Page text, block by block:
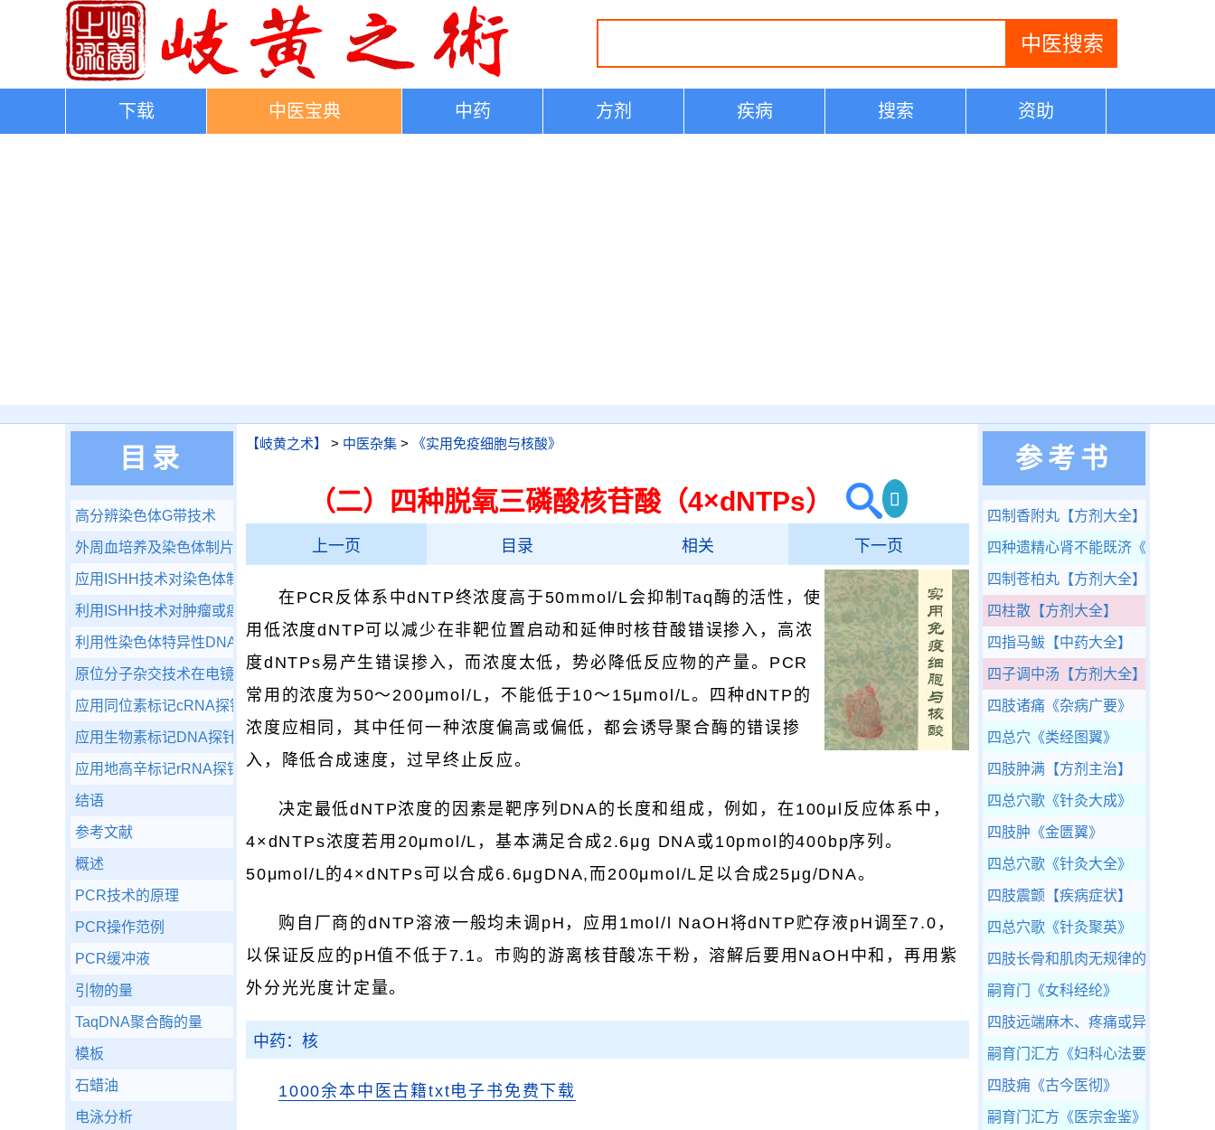
下载 中医宝典 中药 方剂 疾病 搜索 资助
【岐黄之术】 > 中医杂集 > 《实用免疫细胞与核酸》
（二）四种脱氧三磷酸核苷酸（4×dNTPs）
上一页 目录 相关 下一页
在PCR反体系中dNTP终浓度高于50mmol/L会抑制Taq酶的活性，使
用低浓度dNTP可以减少在非靶位置启动和延伸时核苷酸错误掺入，高浓
度dNTPs易产生错误掺入，而浓度太低，势必降低反应物的产量。PCR
常用的浓度为50～200μmol/L，不能低于10～15μmol/L。四种dNTP的
浓度应相同，其中任何一种浓度偏高或偏低，都会诱导聚合酶的错误掺
入，降低合成速度，过早终止反应。
决定最低dNTP浓度的因素是靶序列DNA的长度和组成，例如，在100μl反应体系中，
4×dNTPs浓度若用20μmol/L，基本满足合成2.6μg DNA或10pmol的400bp序列。
50μmol/L的4×dNTPs可以合成6.6μgDNA,而200μmol/L足以合成25μg/DNA。
购自厂商的dNTP溶液一般均未调pH，应用1mol/l NaOH将dNTP贮存液pH调至7.0，
以保证反应的pH值不低于7.1。市购的游离核苷酸冻干粉，溶解后要用NaOH中和，再用紫
外分光光度计定量。
中药：核
1000余本中医古籍txt电子书免费下载
目录
高分辨染色体G带技术
外周血培养及染色体制片技术
应用ISHH技术对染色体制片、基因分配（Chromosomalassignment of genes）的研究
利用ISHH技术对肿瘤或癌前组织的细胞间期染色体铺片进行研究
利用性染色体特异性DNA探针的ISHH技术
原位分子杂交技术在电镜水平的应用
应用同位素标记cRNA探针电镜原位杂交技术于染色体制片
应用生物素标记DNA探针电镜原位杂交技术
应用地高辛标记rRNA探针的电镜原位杂交技术
结语
参考文献
概述
PCR技术的原理
PCR操作范例
PCR缓冲液
引物的量
TaqDNA聚合酶的量
模板
石蜡油
电泳分析
参考书
四制香附丸 【方剂大全】
四种遗精心肾不能既济 《医学传心
四制苍柏丸 【方剂大全】
四柱散 【方剂大全】
四指马鲅 【中药大全】
四子调中汤 【方剂大全】
四肢诸痛 《杂病广要》
四总穴 《类经图翼》
四肢肿满 【方剂主治】
四总穴歌 《针灸大成》
四肢肿 《金匮翼》
四总穴歌 《针灸大全》
四肢震颤 【疾病症状】
四总穴歌 《针灸聚英》
四肢长骨和肌肉无规律的酸痛
嗣育门 《女科经纶》
四肢远端麻木、疼痛或异样感觉
嗣育门汇方 《妇科心法要诀》
四肢痈 《古今医彻》
嗣育门汇方 《医宗金鉴》